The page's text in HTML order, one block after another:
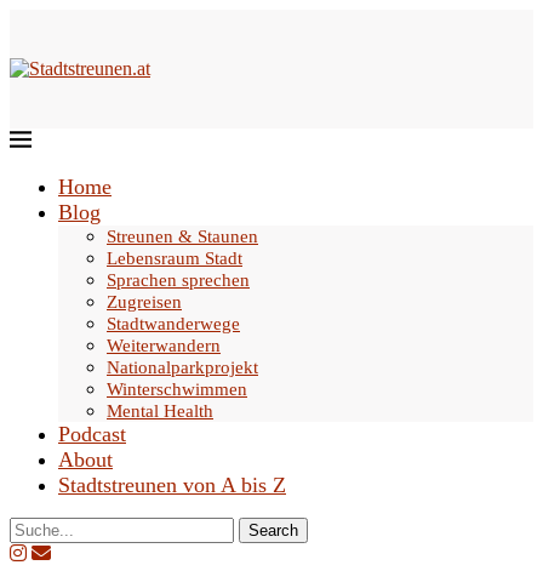
Home
Blog
Streunen & Staunen
Lebensraum Stadt
Sprachen sprechen
Zugreisen
Stadtwanderwege
Weiterwandern
Nationalparkprojekt
Winterschwimmen
Mental Health
Podcast
About
Stadtstreunen von A bis Z
Search